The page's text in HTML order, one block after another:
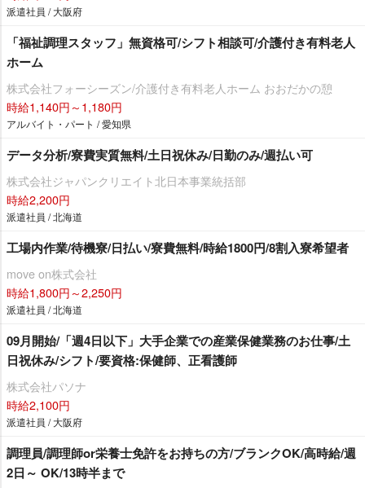
派遣社員 / 大阪府
「福祉調理スタッフ」無資格可/シフト相談可/介護付き有料老人
ホーム
株式会社フォーシーズン/介護付き有料老人ホーム おおだかの憩
時給1,140円～1,180円
アルバイト・パート / 愛知県
データ分析/寮費実質無料/土日祝休み/日勤のみ/週払い可
株式会社ジャパンクリエイト北日本事業統括部
時給2,200円
派遣社員 / 北海道
工場内作業/待機寮/日払い/寮費無料/時給1800円/8割入寮希望者
move on株式会社
時給1,800円～2,250円
派遣社員 / 北海道
09月開始/「週4日以下」大手企業での産業保健業務のお仕事/土
日祝休み/シフト/要資格:保健師、正看護師
株式会社パソナ
時給2,100円
派遣社員 / 大阪府
調理員/調理師or栄養士免許をお持ちの方/ブランクOK/高時給/週
2日～ OK/13時半まで